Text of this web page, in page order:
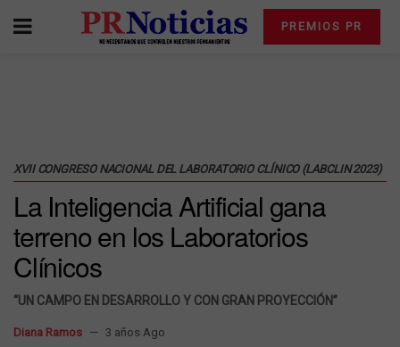
PREMIOS PR
XVII CONGRESO NACIONAL DEL LABORATORIO CLÍNICO (LABCLIN 2023)
La Inteligencia Artificial gana
terreno en los Laboratorios
Clínicos
“UN CAMPO EN DESARROLLO Y CON GRAN PROYECCIÓN”
Diana Ramos 3 años Ago